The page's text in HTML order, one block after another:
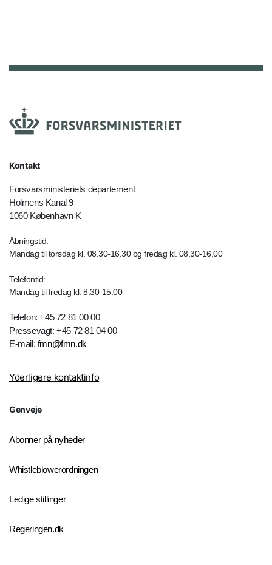
Kontakt
Forsvarsministeriets departement
Holmens Kanal 9
1060 København K
Åbningstid:
Mandag til torsdag kl. 08.30-16.30 og fredag kl. 08.30-16.00
Telefontid:
Mandag til fredag kl. 8.30-15.00
Telefon: +45 72 81 00 00
Pressevagt: +45 72 81 04 00
E-mail: fmn@fmn.dk
Yderligere kontaktinfo
Genveje
Abonner på nyheder
Whistleblowerordningen
Ledige stillinger
Regeringen.dk